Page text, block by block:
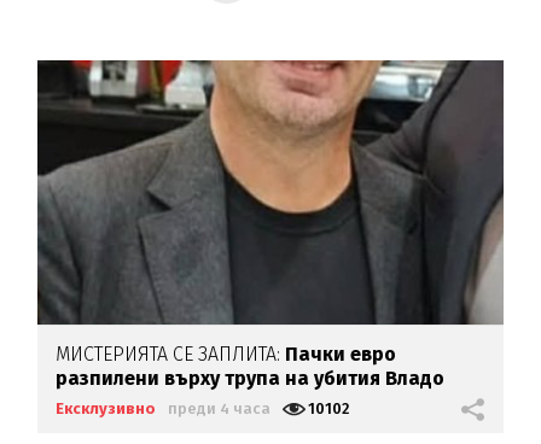
МИСТЕРИЯТА СЕ ЗАПЛИТА: Пачки евро
разпилени върху трупа на убития Владо
Загатото
Ексклузивно преди 4 часа 10102